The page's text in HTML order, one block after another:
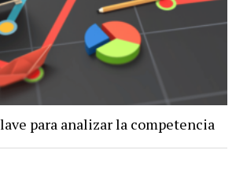
para analizar la competencia